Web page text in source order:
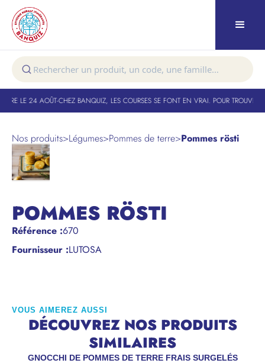
LE 24 AOÛT-CHEZ BANQUIZ, LES COURSES SE FONT EN VRAI. POUR TROUVER
Nos produits>Légumes>Pommes de terre>Pommes rösti
POMMES RÖSTI
Référence :670
Fournisseur :LUTOSA
VOUS AIMEREZ AUSSI
DÉCOUVREZ NOS PRODUITS
SIMILAIRES
GNOCCHI DE POMMES DE TERRE FRAIS SURGELÉS